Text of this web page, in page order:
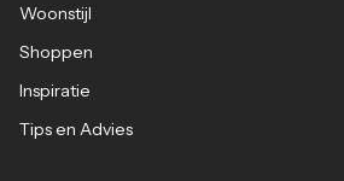
Woonstijl
Shoppen
Inspiratie
Tips en Advies